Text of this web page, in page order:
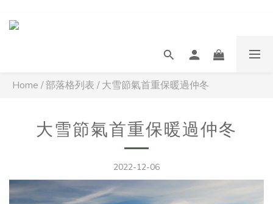
Home /部落格列表 /大雪節氣首重保暖過仲冬
大雪節氣首重保暖過仲冬
2022-12-06